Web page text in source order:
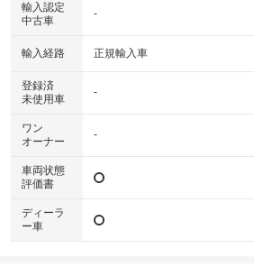
輸入認定
中古車
-
輸入経路 正規輸入車
登録済
未使用車
-
ワン
オーナー
-
車両状態
評価書
ディーラ
ー車